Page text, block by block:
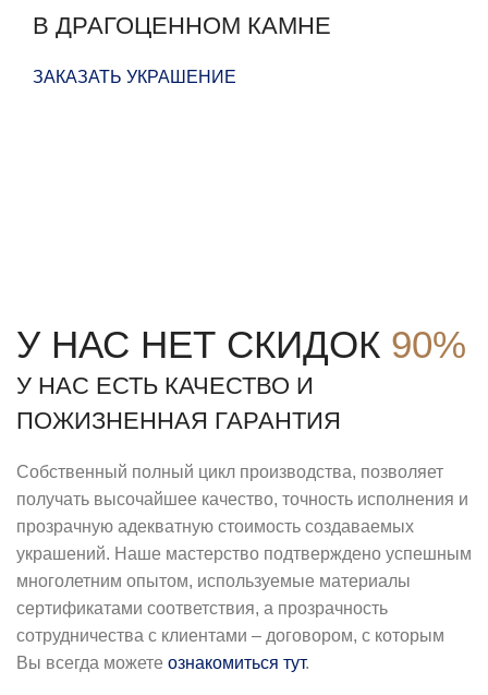
В ДРАГОЦЕННОМ КАМНЕ
ЗАКАЗАТЬ УКРАШЕНИЕ
У НАС НЕТ СКИДОК 90%
У НАС ЕСТЬ КАЧЕСТВО И
ПОЖИЗНЕННАЯ ГАРАНТИЯ
Собственный полный цикл производства, позволяет
получать высочайшее качество, точность исполнения и
прозрачную адекватную стоимость создаваемых
украшений. Наше мастерство подтверждено успешным
многолетним опытом, используемые материалы
сертификатами соответствия, а прозрачность
сотрудничества с клиентами – договором, с которым
Вы всегда можете ознакомиться тут.